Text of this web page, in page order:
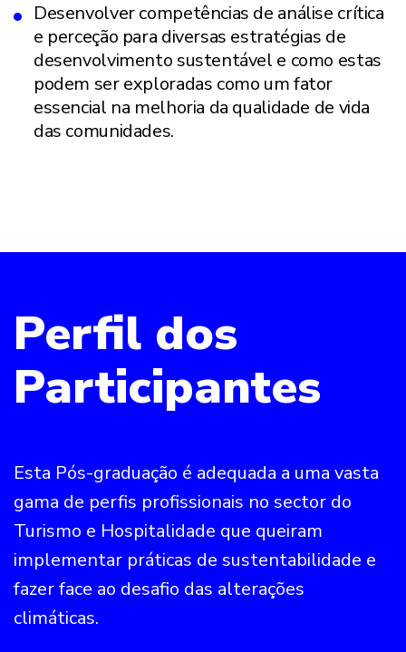
Desenvolver competências de análise crítica
e perceção para diversas estratégias de
desenvolvimento sustentável e como estas
podem ser exploradas como um fator
essencial na melhoria da qualidade de vida
das comunidades.
Perfil dos
Participantes
Esta Pós-graduação é adequada a uma vasta
gama de perfis profissionais no sector do
Turismo e Hospitalidade que queiram
implementar práticas de sustentabilidade e
fazer face ao desafio das alterações
climáticas.